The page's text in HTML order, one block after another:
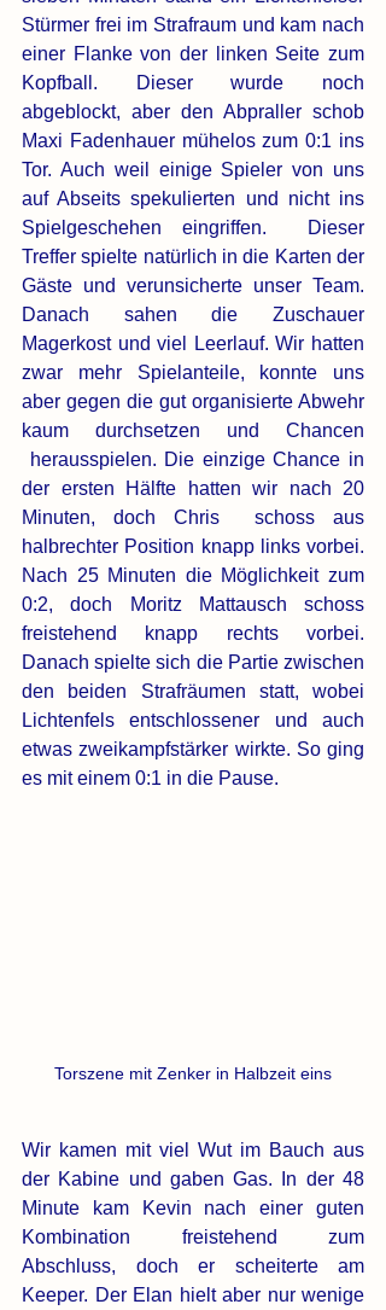
Stürmer frei im Strafraum und kam nach
einer Flanke von der linken Seite zum
Kopfball. Dieser wurde noch
abgeblockt, aber den Abpraller schob
Maxi Fadenhauer mühelos zum 0:1 ins
Tor. Auch weil einige Spieler von uns
auf Abseits spekulierten und nicht ins
Spielgeschehen eingriffen.  Dieser
Treffer spielte natürlich in die Karten der
Gäste und verunsicherte unser Team.
Danach sahen die Zuschauer
Magerkost und viel Leerlauf. Wir hatten
zwar mehr Spielanteile, konnte uns
aber gegen die gut organisierte Abwehr
kaum durchsetzen und Chancen
herausspielen. Die einzige Chance in
der ersten Hälfte hatten wir nach 20
Minuten, doch Chris  schoss aus
halbrechter Position knapp links vorbei.
Nach 25 Minuten die Möglichkeit zum
0:2, doch Moritz Mattausch schoss
freistehend knapp rechts vorbei.
Danach spielte sich die Partie zwischen
den beiden Strafräumen statt, wobei
Lichtenfels entschlossener und auch
etwas zweikampfstärker wirkte. So ging
es mit einem 0:1 in die Pause.
Torszene mit Zenker in Halbzeit eins
Wir kamen mit viel Wut im Bauch aus
der Kabine und gaben Gas. In der 48
Minute kam Kevin nach einer guten
Kombination freistehend zum
Abschluss, doch er scheiterte am
Keeper. Der Elan hielt aber nur wenige